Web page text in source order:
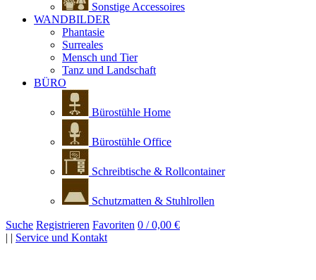
Sonstige Accessoires
WANDBILDER
Phantasie
Surreales
Mensch und Tier
Tanz und Landschaft
BÜRO
Bürostühle Home
Bürostühle Office
Schreibtische & Rollcontainer
Schutzmatten & Stuhlrollen
Suche Registrieren Favoriten 0 / 0,00 €
| | Service und Kontakt